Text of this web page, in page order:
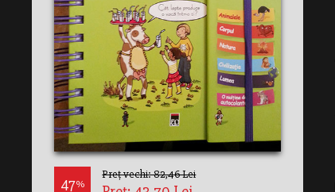
47%
Preț vechi: 82,46 Lei